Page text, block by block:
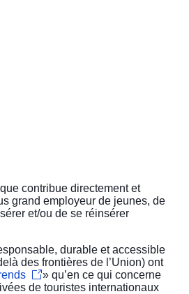
contribue directement et
grand employeur de jeunes, de
et/ou de se réinsérer
durable et accessible
des frontières de l’Union) ont
» qu’en ce qui concerne
de touristes internationaux